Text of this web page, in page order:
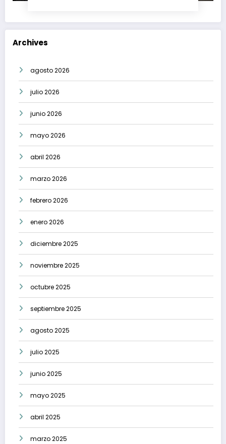
Archives
agosto 2026
julio 2026
junio 2026
mayo 2026
abril 2026
marzo 2026
febrero 2026
enero 2026
diciembre 2025
noviembre 2025
octubre 2025
septiembre 2025
agosto 2025
julio 2025
junio 2025
mayo 2025
abril 2025
marzo 2025